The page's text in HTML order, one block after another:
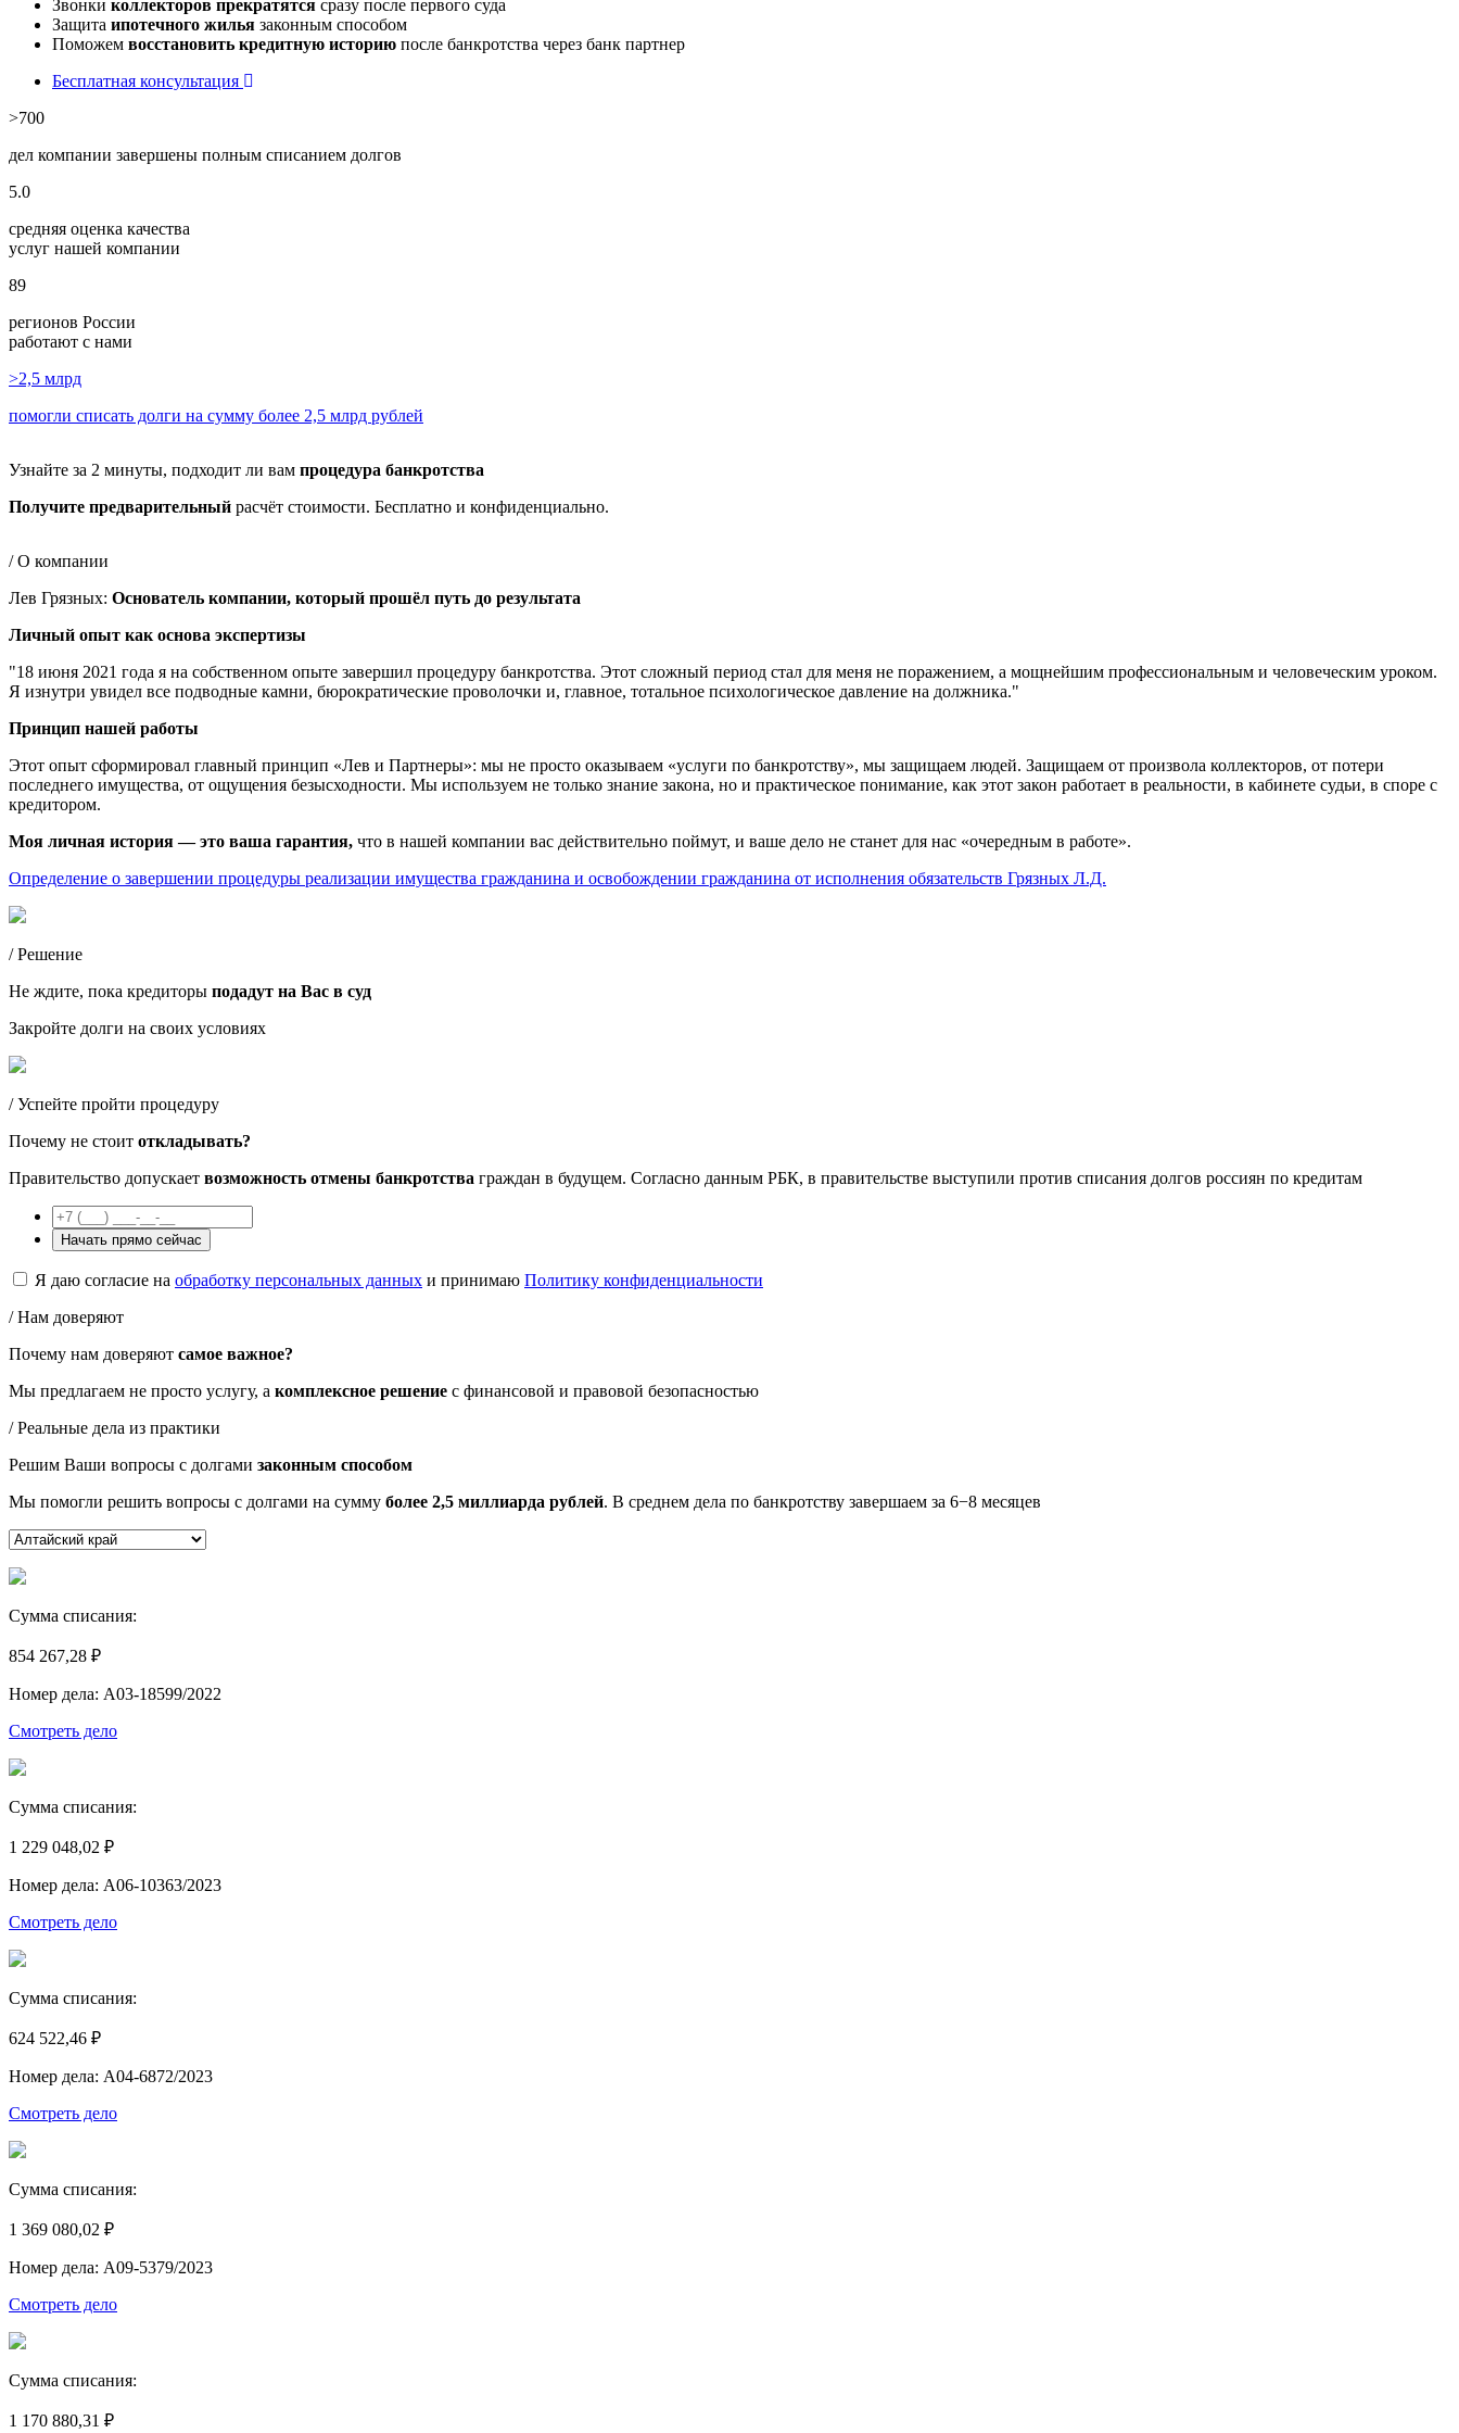
Звонки коллекторов прекратятся сразу после первого суда
Защита ипотечного жилья законным способом
Поможем восстановить кредитную историю после банкротства через банк партнер
Бесплатная консультация
>700
дел компании завершены полным списанием долгов
5.0
средняя оценка качества
услуг нашей компании
89
регионов России
работают с нами
>2,5 млрд
помогли списать долги на сумму более 2,5 млрд рублей
Узнайте за 2 минуты, подходит ли вам процедура банкротства
Получите предварительный расчёт стоимости. Бесплатно и конфиденциально.
/ О компании
Лев Грязных: Основатель компании, который прошёл путь до результата
Личный опыт как основа экспертизы
"18 июня 2021 года я на собственном опыте завершил процедуру банкротства. Этот сложный период стал для меня не поражением, а мощнейшим профессиональным и человеческим уроком.
Я изнутри увидел все подводные камни, бюрократические проволочки и, главное, тотальное психологическое давление на должника."
Принцип нашей работы
Этот опыт сформировал главный принцип «Лев и Партнеры»: мы не просто оказываем «услуги по банкротству», мы защищаем людей. Защищаем от произвола коллекторов, от потери
последнего имущества, от ощущения безысходности. Мы используем не только знание закона, но и практическое понимание, как этот закон работает в реальности, в кабинете судьи, в споре с
кредитором.
Моя личная история — это ваша гарантия, что в нашей компании вас действительно поймут, и ваше дело не станет для нас «очередным в работе».
Определение о завершении процедуры реализации имущества гражданина и освобождении гражданина от исполнения обязательств Грязных Л.Д.
/ Решение
Не ждите, пока кредиторы подадут на Вас в суд
Закройте долги на своих условиях
/ Успейте пройти процедуру
Почему не стоит откладывать?
Правительство допускает возможность отмены банкротства граждан в будущем. Согласно данным РБК, в правительстве выступили против списания долгов россиян по кредитам
Начать прямо сейчас
Я даю согласие на обработку персональных данных и принимаю Политику конфиденциальности
/ Нам доверяют
Почему нам доверяют самое важное?
Мы предлагаем не просто услугу, а комплексное решение с финансовой и правовой безопасностью
/ Реальные дела из практики
Решим Ваши вопросы с долгами законным способом
Мы помогли решить вопросы с долгами на сумму более 2,5 миллиарда рублей. В среднем дела по банкротству завершаем за 6−8 месяцев
Сумма списания:
854 267,28 ₽
Номер дела: А03-18599/2022
Смотреть дело
Сумма списания:
1 229 048,02 ₽
Номер дела: А06-10363/2023
Смотреть дело
Сумма списания:
624 522,46 ₽
Номер дела: А04-6872/2023
Смотреть дело
Сумма списания:
1 369 080,02 ₽
Номер дела: А09-5379/2023
Смотреть дело
Сумма списания:
1 170 880,31 ₽